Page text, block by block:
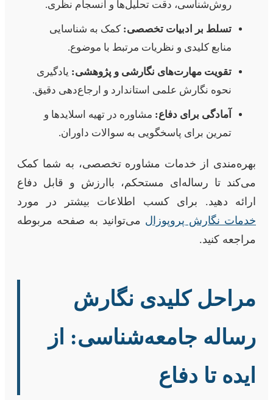
روش‌شناسی، دقت تحلیل‌ها و انسجام نظری.
تسلط بر ادبیات تخصصی: کمک به شناسایی
منابع کلیدی و نظریات مرتبط با موضوع.
تقویت مهارت‌های نگارشی و پژوهشی: یادگیری
نحوه نگارش علمی استاندارد و ارجاع‌دهی دقیق.
آمادگی برای دفاع: مشاوره در تهیه اسلایدها و
تمرین برای پاسخگویی به سوالات داوران.
بهره‌مندی از خدمات مشاوره تخصصی، به شما کمک
می‌کند تا رساله‌ای مستحکم، باارزش و قابل دفاع
ارائه دهید. برای کسب اطلاعات بیشتر در مورد
خدمات نگارش پروپوزال می‌توانید به صفحه مربوطه
مراجعه کنید.
مراحل کلیدی نگارش
رساله جامعه‌شناسی: از
ایده تا دفاع